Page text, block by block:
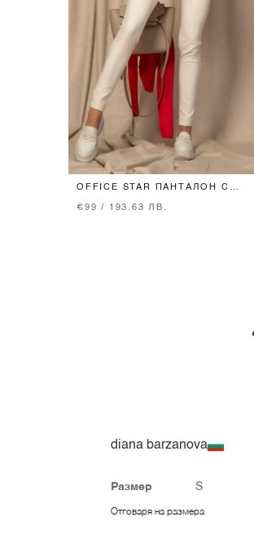
OFFICE STAR ПАНТАЛОН С
BEIGE
€99 / 193.63 ЛВ.
diana barzanova
Размер S
Отговаря на размера